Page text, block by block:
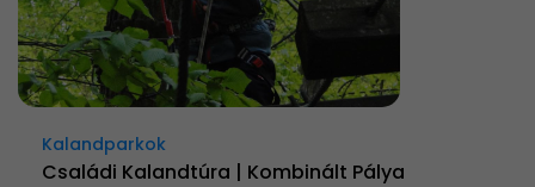
Kalandparkok
Családi Kalandtúra | Kombinált Pálya